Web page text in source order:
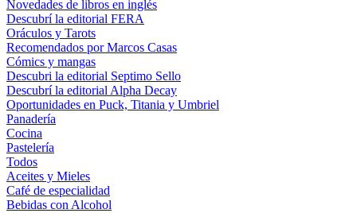
Novedades de libros en inglés
Descubrí la editorial FERA
Oráculos y Tarots
Recomendados por Marcos Casas
Cómics y mangas
Descubri la editorial Septimo Sello
Descubrí la editorial Alpha Decay
Oportunidades en Puck, Titania y Umbriel
Panadería
Cocina
Pastelería
Todos
Aceites y Mieles
Café de especialidad
Bebidas con Alcohol